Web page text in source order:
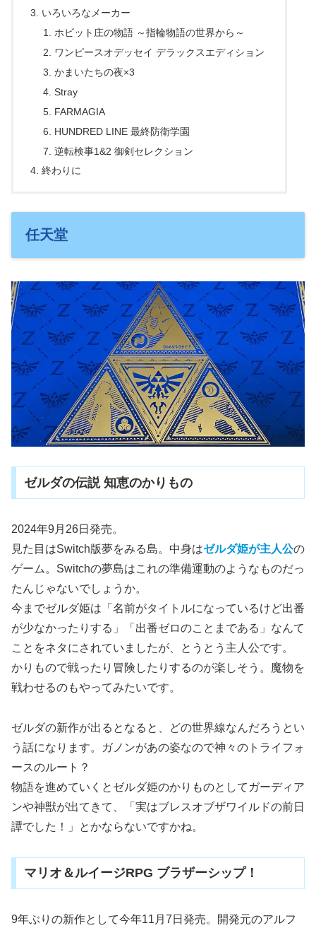
いろいろなメーカー
ホビット庄の物語 ～指輪物語の世界から～
ワンピースオデッセイ デラックスエディション
かまいたちの夜×3
Stray
FARMAGIA
HUNDRED LINE 最終防衛学園
逆転検事1&2 御剣セレクション
終わりに
任天堂
ゼルダの伝説 知恵のかりもの
2024年9月26日発売。
見た目はSwitch版夢をみる島。中身はゼルダ姫が主人公の
ゲーム。Switchの夢島はこれの準備運動のようなものだっ
たんじゃないでしょうか。
今までゼルダ姫は「名前がタイトルになっているけど出番
が少なかったりする」「出番ゼロのことまである」なんて
ことをネタにされていましたが、とうとう主人公です。
かりもので戦ったり冒険したりするのが楽しそう。魔物を
戦わせるのもやってみたいです。
ゼルダの新作が出るとなると、どの世界線なんだろうとい
う話になります。ガノンがあの姿なので神々のトライフォ
ースのルート？
物語を進めていくとゼルダ姫のかりものとしてガーディア
ンや神獣が出てきて、「実はブレスオブザワイルドの前日
譚でした！」とかならないですかね。
マリオ＆ルイージRPG ブラザーシップ！
9年ぶりの新作として今年11月7日発売。開発元のアルフ